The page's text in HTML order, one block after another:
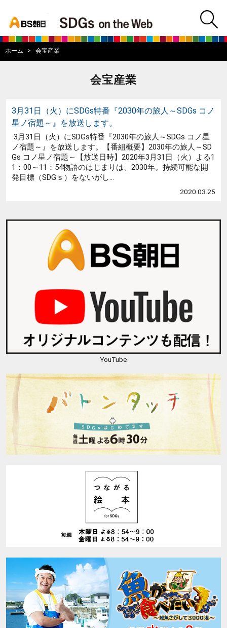
BS朝日SDGs
ホーム 会宝産業
会宝産業
3月31日（火）にSDGs特番『2030年の旅人～SDGs コノ
星ノ宿題～』を放送します。
3月31日（火）にSDGs特番『2030年の旅人～SDGs コノ星
ノ宿題～』を放送します。【番組概要】2030年の旅人～SD
Gs コノ星ノ宿題～【放送日時】2020年3月31日（火）よる1
1：00～11：54物語のはじまりは、2030年。持続可能な開
発目標（SDGｓ）をないがし...
2020.03.25
YouTube